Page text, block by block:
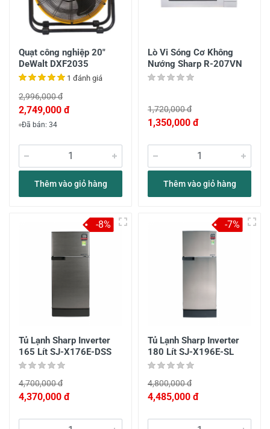
Quạt công nghiệp 20"
DeWalt DXF2035
1 đánh giá
2,996,000 đ
2,749,000 đ
Đã bán: 34
Thêm vào giỏ hàng
Lò Vi Sóng Cơ Không
Nướng Sharp R-207VN
1,720,000 đ
1,350,000 đ
Thêm vào giỏ hàng
Tủ Lạnh Sharp Inverter
165 Lít SJ-X176E-DSS
4,700,000 đ
4,370,000 đ
-8%
Tủ Lạnh Sharp Inverter
180 Lít SJ-X196E-SL
4,800,000 đ
4,485,000 đ
-7%